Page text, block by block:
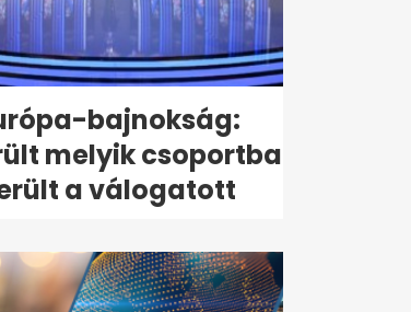
bajnokság:
melyik csoportba
a válogatott